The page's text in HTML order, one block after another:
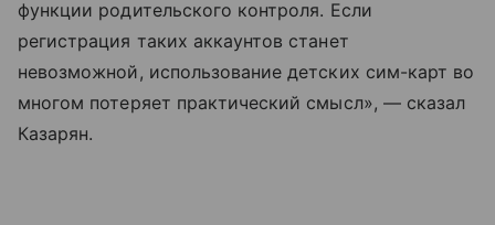
функции родительского контроля. Если
регистрация таких аккаунтов станет
невозможной, использование детских сим-карт во
многом потеряет практический смысл», — сказал
Казарян.